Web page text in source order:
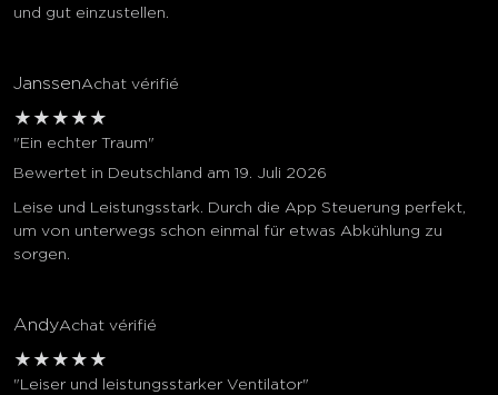
und gut einzustellen.
JanssenAchat vérifié
★ ★ ★ ★ ★
"Ein echter Traum"
Bewertet in Deutschland am 19. Juli 2026
Leise und Leistungsstark. Durch die App Steuerung perfekt,
um von unterwegs schon einmal für etwas Abkühlung zu
sorgen.
AndyAchat vérifié
★ ★ ★ ★ ★
"Leiser und leistungsstarker Ventilator"